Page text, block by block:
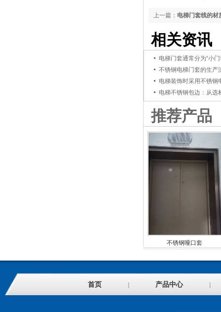
上一篇： 电梯门套线的材
相关资讯
电梯门套通常分为“小门
不锈钢电梯门套的生产
电梯装饰时采用不锈钢
电梯不锈钢包边：从选
推荐产品
不锈钢哑口套
首页 产品中心